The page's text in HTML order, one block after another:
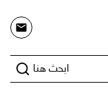
ابحث هنا